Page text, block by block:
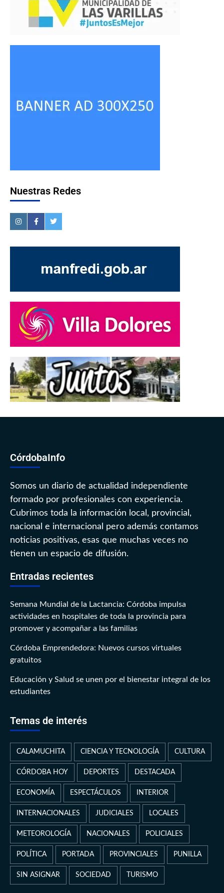
Nuestras Redes
CórdobaInfo
Somos un diario de actualidad independiente
formado por profesionales con experiencia.
Cubrimos toda la información local, provincial,
nacional e internacional pero además contamos
noticias positivas, esas que muchas veces no
tienen un espacio de difusión.
Entradas recientes
Semana Mundial de la Lactancia: Córdoba impulsa
actividades en hospitales de toda la provincia para
promover y acompañar a las familias
Córdoba Emprendedora: Nuevos cursos virtuales
gratuitos
Educación y Salud se unen por el bienestar integral de los
estudiantes
Temas de interés
CALAMUCHITA CIENCIA Y TECNOLOGÍA CULTURA
CÓRDOBA HOY DEPORTES DESTACADA
ECONOMÍA ESPECTÁCULOS INTERIOR
INTERNACIONALES JUDICIALES LOCALES
METEOROLOGÍA NACIONALES POLICIALES
POLÍTICA PORTADA PROVINCIALES PUNILLA
SIN ASIGNAR SOCIEDAD TURISMO